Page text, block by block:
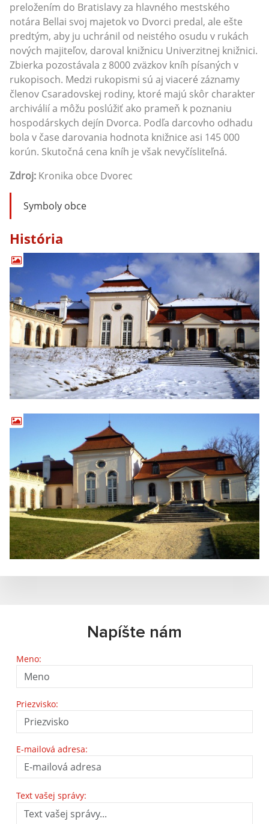
preložením do Bratislavy za hlavného mestského
notára Bellai svoj majetok vo Dvorci predal, ale ešte
predtým, aby ju uchránil od neistého osudu v rukách
nových majiteľov, daroval knižnicu Univerzitnej knižnici.
Zbierka pozostávala z 8000 zväzkov kníh písaných v
rukopisoch. Medzi rukopismi sú aj viaceré záznamy
členov Csaradovskej rodiny, ktoré majú skôr charakter
archiválií a môžu poslúžiť ako prameň k poznaniu
hospodárskych dejín Dvorca. Podľa darcovho odhadu
bola v čase darovania hodnota knižnice asi 145 000
korún. Skutočná cena kníh je však nevyčísliteľná.
Zdroj: Kronika obce Dvorec
Symboly obce
História
Napíšte nám
Meno:
Priezvisko:
E-mailová adresa:
Text vašej správy: